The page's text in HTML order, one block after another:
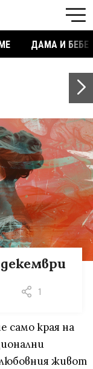
ДАМА И БЕБЕ
1
само края на
живот